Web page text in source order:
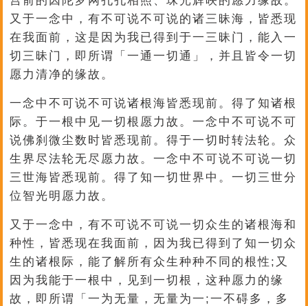
又于一念中，有不可说不可说的诸三昧海，皆悉现
在我面前，这是因为我已得到于一三昧门，能入一
切三昧门，即所谓「一通一切通」，并且皆令一切
愿力清净的缘故。
一念中不可说不可说诸根海皆悉现前。得了知诸根
际。于一根中见一切根愿力故。一念中不可说不可
说佛刹微尘数时皆悉现前。得于一切时转法轮。众
生界尽法轮无尽愿力故。一念中不可说不可说一切
三世海皆悉现前。得了知一切世界中。一切三世分
位智光明愿力故。
又于一念中，有不可说不可说一切众生的诸根海和
种性，皆悉现在我面前，因为我已得到了知一切众
生的诸根际，能了解所有众生种种不同的根性;又
因为我能于一根中，见到一切根，这种愿力的缘
故，即所谓「一为无量，无量为一;一不碍多，多